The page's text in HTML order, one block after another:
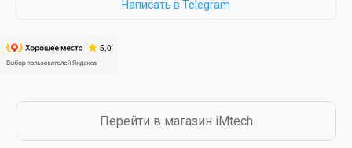
Написать в Telegram
Перейти в магазин iMtech